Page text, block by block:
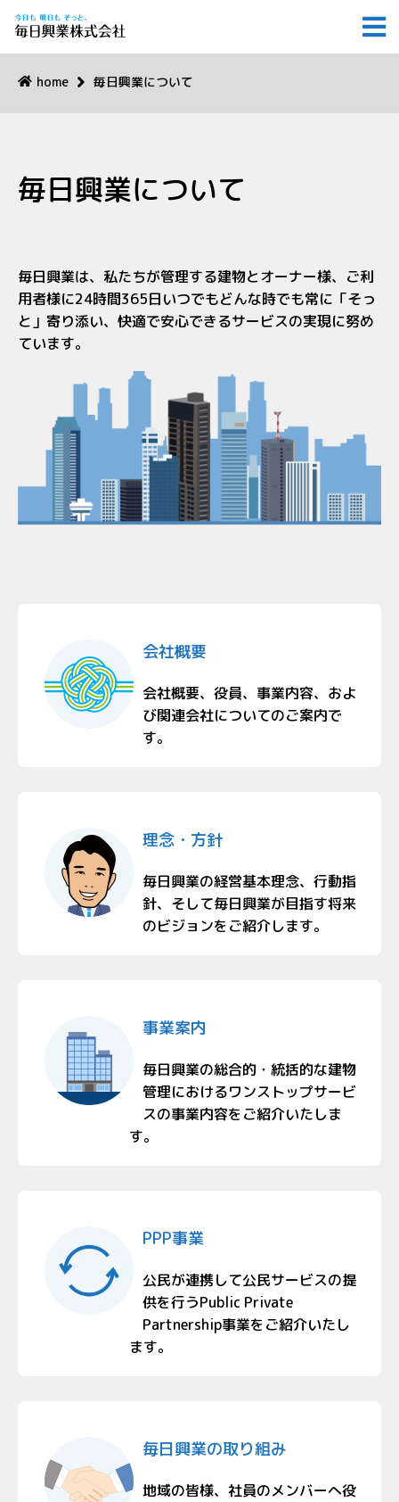
home 毎日興業について
毎日興業について
毎日興業は、私たちが管理する建物とオーナー様、ご利
用者様に24時間365日いつでもどんな時でも常に「そっ
と」寄り添い、快適で安心できるサービスの実現に努め
ています。
会社概要
会社概要、役員、事業内容、およ
び関連会社についてのご案内で
す。
理念・方針
毎日興業の経営基本理念、行動指
針、そして毎日興業が目指す将来
のビジョンをご紹介します。
事業案内
毎日興業の総合的・統括的な建物
管理におけるワンストップサービ
スの事業内容をご紹介いたしま
す。
PPP事業
公民が連携して公民サービスの提
供を行うPublic Private
Partnership事業をご紹介いたし
ます。
毎日興業の取り組み
地域の皆様、社員のメンバーへ役